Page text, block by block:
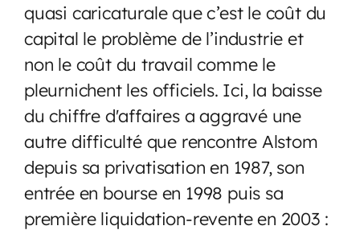
quasi caricaturale que c’est le coût du
capital le problème de l’industrie et
non le coût du travail comme le
pleurnichent les officiels. Ici, la baisse
du chiffre d'affaires a aggravé une
autre difficulté que rencontre Alstom
depuis sa privatisation en 1987, son
entrée en bourse en 1998 puis sa
première liquidation-revente en 2003 :